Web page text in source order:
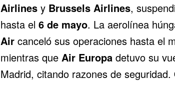
Airlinesy Brussels Airlines,
hasta el 6 de mayo. La aerolínea
Aircanceló sus operaciones hasta el
mientras que Air Europadetuvo su
Madrid, citando razones de